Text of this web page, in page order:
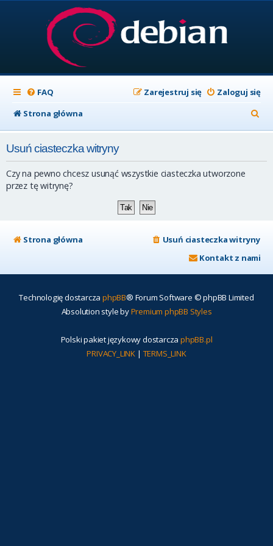
FAQ Zaloguj się
Zarejestruj się
Strona główna
z
Usuń ciasteczka witryny
Czy na pewno chcesz usunąć wszystkie ciasteczka utworzone
przez tę witrynę?
Strona główna
Usuń ciasteczka witryny
Kontakt z nami
Technologię dostarcza phpBB® Forum Software © phpBB Limited
Absolution style byPremium phpBB Styles
Polski pakiet językowy dostarcza phpBB.pl
PRIVACY_LINK | TERMS_LINK